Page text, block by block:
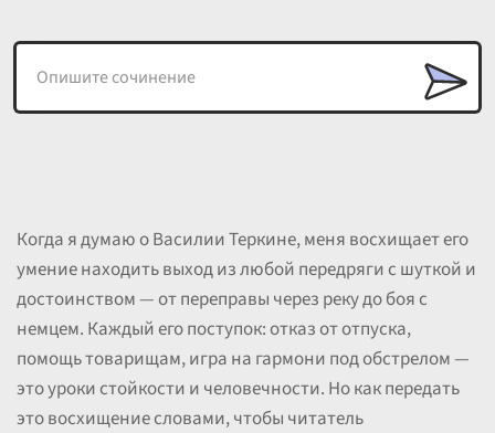
Когда я думаю о Василии Теркине, меня восхищает его
умение находить выход из любой передряги с шуткой и
достоинством — от переправы через реку до боя с
немцем. Каждый его поступок: отказ от отпуска,
помощь товарищам, игра на гармони под обстрелом —
это уроки стойкости и человечности. Но как передать
это восхищение словами, чтобы читатель